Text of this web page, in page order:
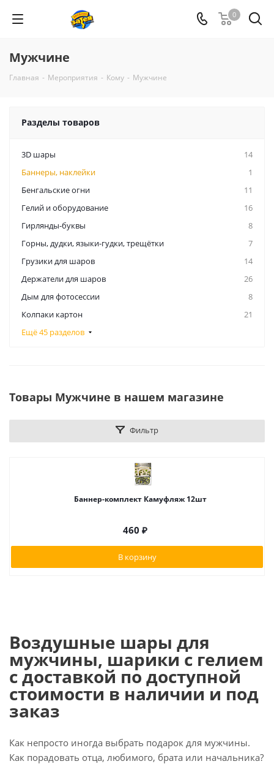
0
Мужчине
Главная - Мероприятия - Кому - Мужчине
Разделы товаров
3D шары
14
Баннеры, наклейки
1
Бенгальские огни
11
Гелий и оборудование
16
Гирлянды-буквы
8
Горны, дудки, языки-гудки, трещётки
7
Грузики для шаров
14
Держатели для шаров
26
Дым для фотосессии
8
Колпаки картон
21
Ещё 45 разделов
Товары Мужчине в нашем магазине
Фильтр
Баннер-комплект Камуфляж 12шт
460 ₽
В корзину
Воздушные шары для
мужчины, шарики с гелием
с доставкой по доступной
стоимости в наличии и под
заказ
Как непросто иногда выбрать подарок для мужчины.
Как порадовать отца, любимого, брата или начальника?